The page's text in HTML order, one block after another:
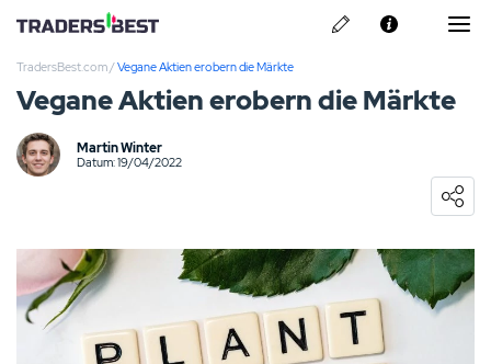
Libertex Erfahrungen
ActivTrades Erfahrungen
Privacy & Cookie Policy
Kontakt
TradersBest.com/Vegane Aktien erobern die Märkte
Vegane Aktien erobern die Märkte
Martin Winter
Datum: 19/04/2022